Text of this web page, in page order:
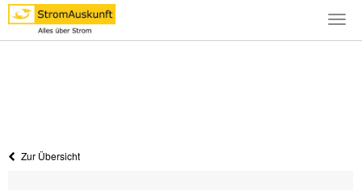
Zur Übersicht